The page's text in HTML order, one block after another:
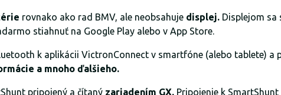
rovnako ako rad BMV, ale neobsahuje displej. Displejom sa
stiahnuť na Google Play alebo v App Store.
k aplikácii VictronConnect v smartfóne (alebo tablete)
a mnoho ďalšieho.
pripojený a čítaný zariadením GX. Pripojenie k